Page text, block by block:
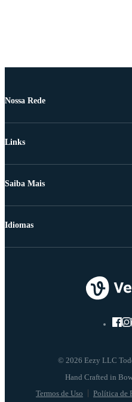
Nossa Rede
Links
Saiba Mais
© 2026 Eezy LLC
Termos de Uso Política de
Idiomas